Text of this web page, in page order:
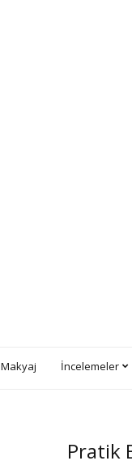
Makyaj İncelemeler
Pratik